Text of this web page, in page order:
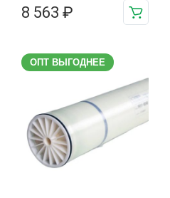
8 563 ₽
ОПТ ВЫГОДНЕЕ